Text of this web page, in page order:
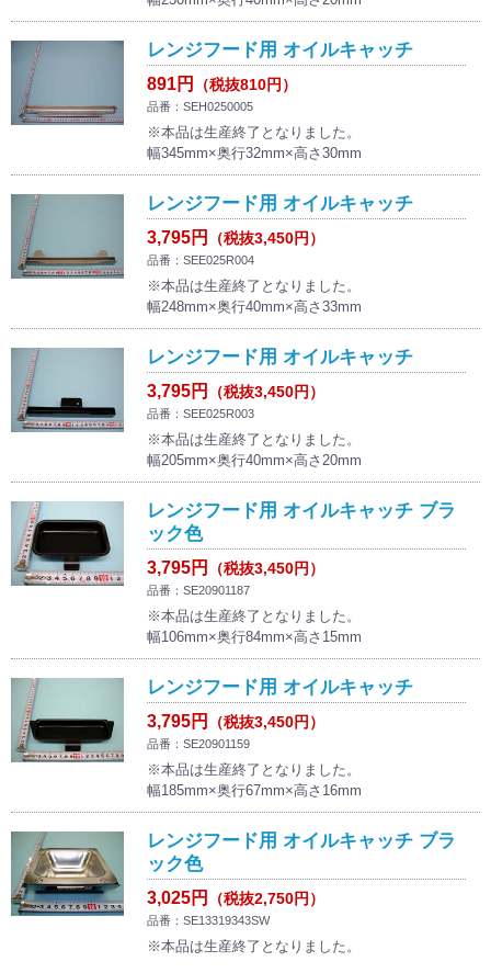
レンジフード用 オイルキャッチ
891円 （税抜810円）
品番：SEH0250005
※本品は生産終了となりました。
幅345mm×奥行32mm×高さ30mm
レンジフード用 オイルキャッチ
3,795円 （税抜3,450円）
品番：SEE025R004
※本品は生産終了となりました。
幅248mm×奥行40mm×高さ33mm
レンジフード用 オイルキャッチ
3,795円 （税抜3,450円）
品番：SEE025R003
※本品は生産終了となりました。
幅205mm×奥行40mm×高さ20mm
レンジフード用 オイルキャッチ ブラ
ック色
3,795円 （税抜3,450円）
品番：SE20901187
※本品は生産終了となりました。
幅106mm×奥行84mm×高さ15mm
レンジフード用 オイルキャッチ
3,795円 （税抜3,450円）
品番：SE20901159
※本品は生産終了となりました。
幅185mm×奥行67mm×高さ16mm
レンジフード用 オイルキャッチ ブラ
ック色
3,025円 （税抜2,750円）
品番：SE13319343SW
※本品は生産終了となりました。